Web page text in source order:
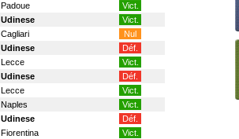
Padoue
Vict.
Udinese
Vict.
Cagliari
Nul
Udinese
Déf.
Lecce
Vict.
Udinese
Déf.
Lecce
Vict.
Naples
Vict.
Udinese
Déf.
Fiorentina
Vict.